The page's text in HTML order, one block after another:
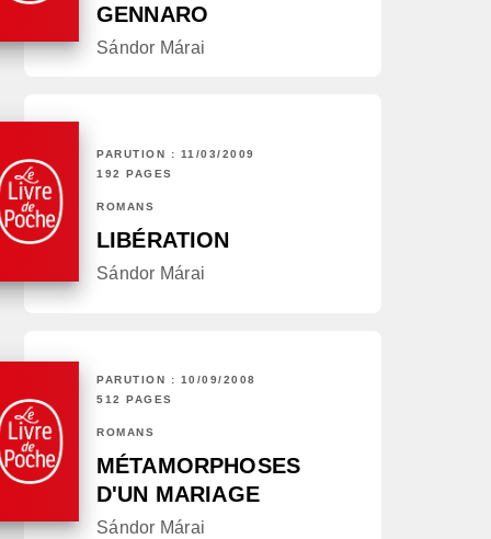
GENNARO
Sándor Márai
PARUTION : 11/03/2009
192 PAGES
ROMANS
LIBÉRATION
Sándor Márai
PARUTION : 10/09/2008
512 PAGES
ROMANS
MÉTAMORPHOSES
D'UN MARIAGE
Sándor Márai